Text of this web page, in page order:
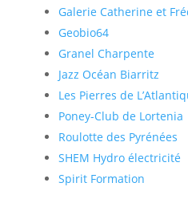
Galerie Catherine et
Geobio64
Granel Charpente
Jazz Océan Biarritz
Les Pierres de
Poney-Club de Lortenia
Roulotte des Pyrénées
SHEM Hydro électricité
Spirit Formation